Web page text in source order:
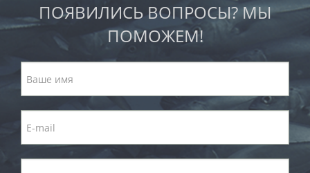
ПОЯВИЛИСЬ ВОПРОСЫ? МЫ
ПОМОЖЕМ!